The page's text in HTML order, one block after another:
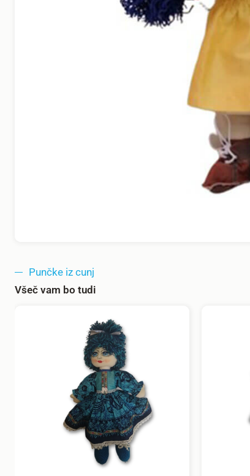
Punčke iz cunj
Všeč vam bo tudi